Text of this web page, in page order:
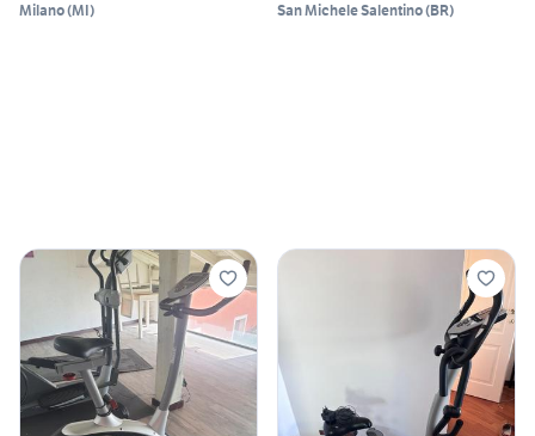
Milano(MI) San Michele Salentino(BR)